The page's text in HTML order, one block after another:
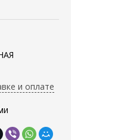
и оплате